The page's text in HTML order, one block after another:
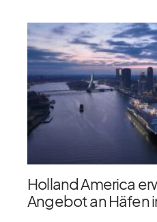
Holland America
Angebot an Häfen